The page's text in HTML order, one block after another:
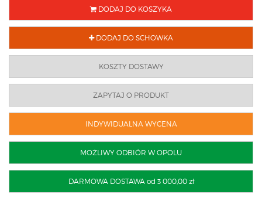
DODAJ DO KOSZYKA
DODAJ DO SCHOWKA
KOSZTY DOSTAWY
ZAPYTAJ O PRODUKT
INDYWIDUALNA WYCENA
MOŻLIWY ODBIÓR W OPOLU
DARMOWA DOSTAWA od 3 000,00 zł